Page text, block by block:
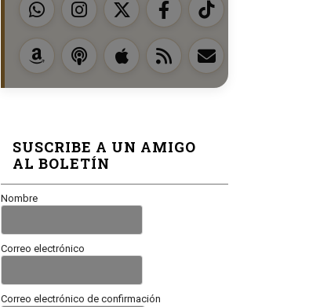
SUSCRIBE A UN AMIGO
AL BOLETÍN
Nombre
Correo electrónico
Correo electrónico de confirmación